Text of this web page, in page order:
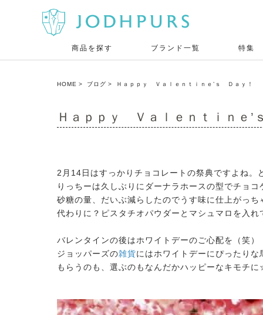
商品を探す ブランド一覧 特集
HOME ブログ Ｈａｐｐｙ Ｖａｌｅｎｔｉｎｅ’ｓ Ｄａｙ！
Ｈａｐｐｙ Ｖａｌｅｎｔｉｎｅ
2月14日はすっかりチョコレートの祭典ですよね
りっちーは久しぶりにダーナラホースの型でチョ
砂糖の量、だいぶ減らしたのでうす味に仕上がっち
代わりに？ピスタチオパウダーとマシュマロを入れ
バレンタインの後はホワイトデーのご心配を（笑）
ジョッパーズの雑貨にはホワイトデーにぴったり
もらうのも、選ぶのもなんだかハッピーなキモチ